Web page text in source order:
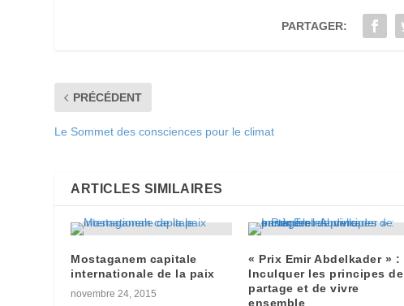
PARTAGER:
PRÉCÉDENT
Le Sommet des consciences pour le climat
ARTICLES SIMILAIRES
Mostaganem capitale
internationale de la paix
novembre 24, 2015
« Prix Emir Abdelkader » :
Inculquer les principes de
partage et de vivre
ensemble